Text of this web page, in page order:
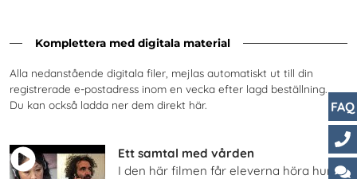
Komplettera med digitala material
Alla nedanstående digitala filer, mejlas automatiskt ut till din
registrerade e-postadress inom en vecka efter lagd beställning.
Du kan också ladda ner dem direkt här.
Ett samtal med vården
I den här filmen får eleverna höra hur
FAQ